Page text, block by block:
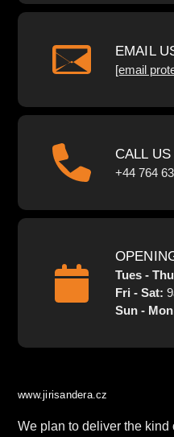
EMAIL
[email
CALL US
+44 764
Tues -
Fri - Sat:
Sun -
www.jirisandera.cz
We plan to deliver the kind